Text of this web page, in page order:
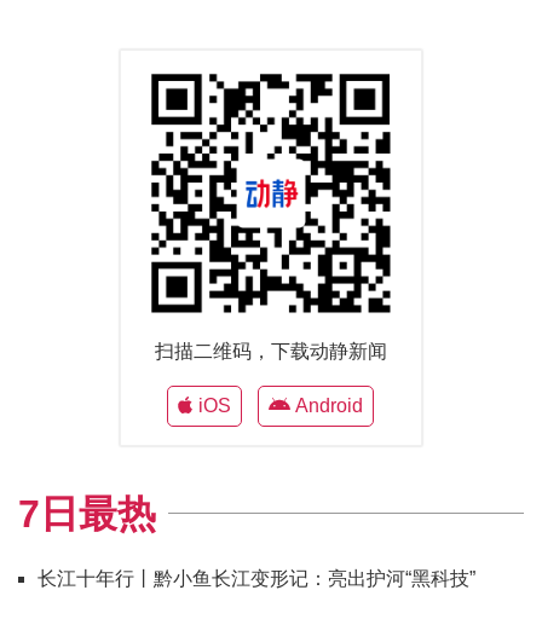
扫描二维码，下载动静新闻
iOS Android
7日最热
长江十年行丨黔小鱼长江变形记：亮出护河“黑科技”